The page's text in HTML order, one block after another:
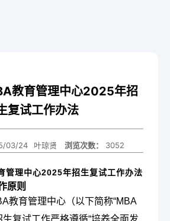
教育管理中心2025年招
复试工作办法
03/24 叶琼贤 浏览次数： 3052
管理中心2025年招生复试工作办法
原则
教育管理中心（以下简称“MBA
生复试工作严格遵循“培养全面发